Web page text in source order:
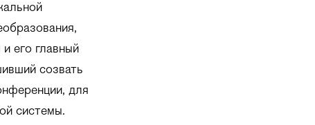
его главный
созвать
для
системы.